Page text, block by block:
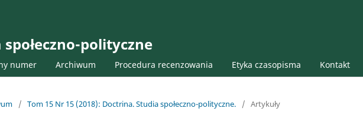
polityczne
numer Archiwum Procedura recenzowania Etyka czasopisma Kontakt
/ Tom 15 Nr 15 (2018): Doctrina. Studia społeczno-polityczne. / Artykuły